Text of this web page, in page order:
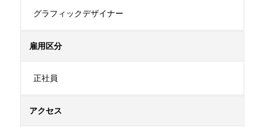
グラフィックデザイナー
雇用区分
正社員
アクセス